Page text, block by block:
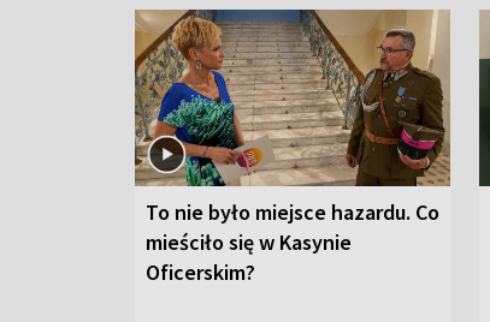
To nie było miejsce hazardu. Co
mieściło się w Kasynie
Oficerskim?